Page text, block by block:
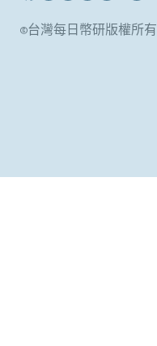
©台灣每日幣研版權所有